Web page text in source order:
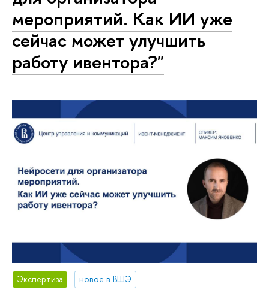
мероприятий. Как ИИ уже
сейчас может улучшить
работу ивентора?"
Экспертиза
новое в ВШЭ